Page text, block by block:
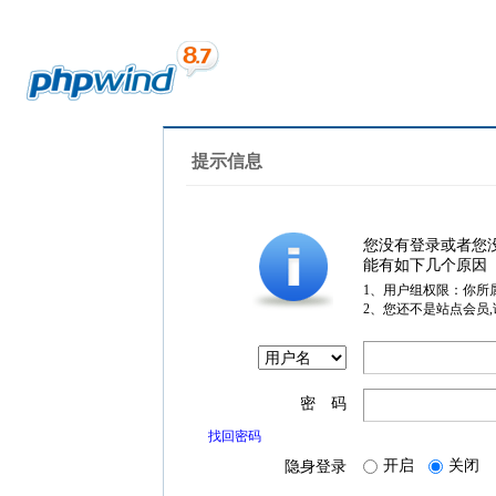
提示信息
您没有登录或者您
能有如下几个原因
1、用户组权限：你所
2、您还不是站点会员
密 码
找回密码
隐身登录 开启 关闭